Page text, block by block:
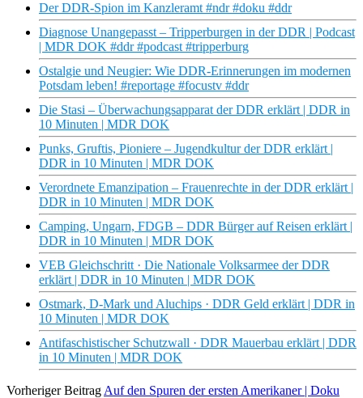
Der DDR-Spion im Kanzleramt #ndr #doku #ddr
Diagnose Unangepasst – Tripperburgen in der DDR | Podcast
| MDR DOK #ddr #podcast #tripperburg
Ostalgie und Neugier: Wie DDR-Erinnerungen im modernen
Potsdam leben! #reportage #focustv #ddr
Die Stasi – Überwachungsapparat der DDR erklärt | DDR in
10 Minuten | MDR DOK
Punks, Gruftis, Pioniere – Jugendkultur der DDR erklärt |
DDR in 10 Minuten | MDR DOK
Verordnete Emanzipation – Frauenrechte in der DDR erklärt |
DDR in 10 Minuten | MDR DOK
Camping, Ungarn, FDGB – DDR Bürger auf Reisen erklärt |
DDR in 10 Minuten | MDR DOK
VEB Gleichschritt · Die Nationale Volksarmee der DDR
erklärt | DDR in 10 Minuten | MDR DOK
Ostmark, D-Mark und Aluchips · DDR Geld erklärt | DDR in
10 Minuten | MDR DOK
Antifaschistischer Schutzwall · DDR Mauerbau erklärt | DDR
in 10 Minuten | MDR DOK
Vorheriger Beitrag Auf den Spuren der ersten Amerikaner | Doku